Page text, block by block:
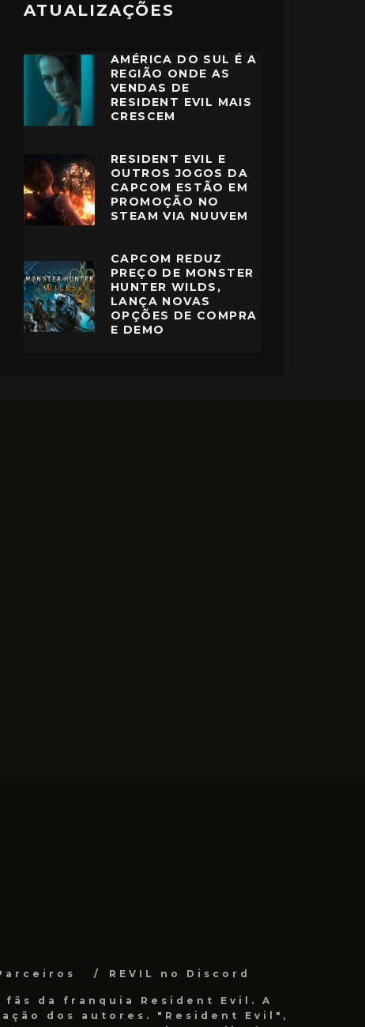
ATUALIZAÇÕES
AMÉRICA DO SUL É A
REGIÃO ONDE AS
VENDAS DE
RESIDENT EVIL MAIS
CRESCEM
RESIDENT EVIL E
OUTROS JOGOS DA
CAPCOM ESTÃO EM
PROMOÇÃO NO
STEAM VIA NUUVEM
CAPCOM REDUZ
PREÇO DE MONSTER
HUNTER WILDS,
LANÇA NOVAS
OPÇÕES DE COMPRA
E DEMO
REVIL no Discord
fãs da franquia Resident Evil. A
dos autores. "Resident Evil",